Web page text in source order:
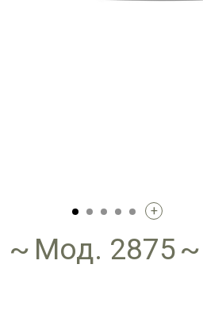
+
Мод. 2875